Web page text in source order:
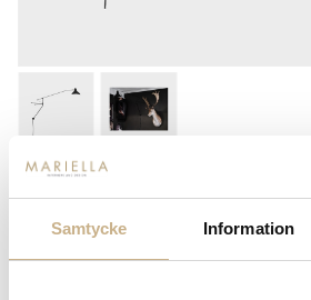
Samtycke Information
11.130kr